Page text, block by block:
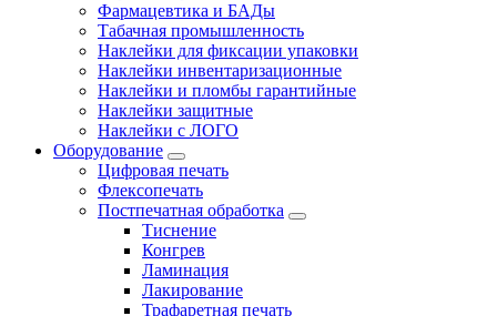
Фармацевтика и БАДы
Табачная промышленность
Наклейки для фиксации упаковки
Наклейки инвентаризационные
Наклейки и пломбы гарантийные
Наклейки защитные
Наклейки с ЛОГО
Оборудование
Цифровая печать
Флексопечать
Постпечатная обработка
Тиснение
Конгрев
Ламинация
Лакирование
Трафаретная печать